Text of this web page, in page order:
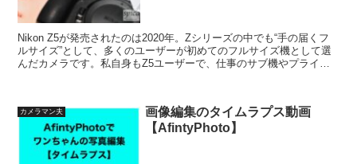
Nikon Z5が発売されたのは2020年。Zシリーズの中でも“手の届くフ
ルサイズ”として、多くのユーザーが初めてのフルサイズ機として選
んだカメラです。私自身もZ5ユーザーで、仕事のサブ機やプライベ
カメラマン夫
画像編集のタイムラプス動画
【AfintyPhoto】